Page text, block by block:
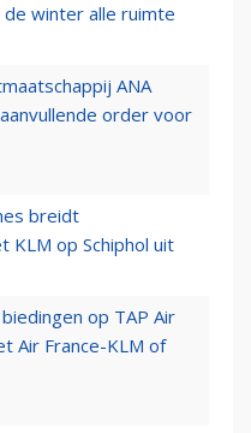
de winter alle ruimte
ANA
order voor
breidt
KLM op Schiphol uit
op TAP Air
Air France-KLM of